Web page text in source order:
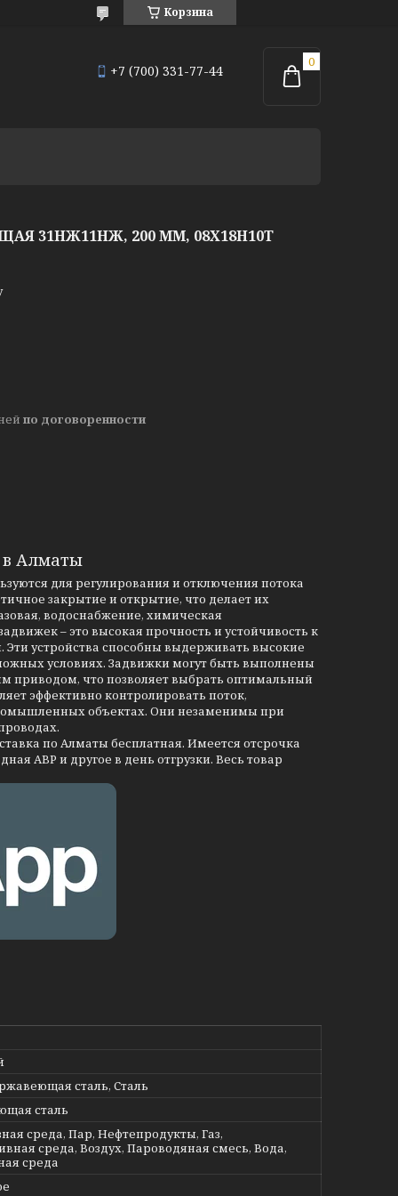
Корзина
+7 (700) 331-77-44
31НЖ11НЖ, 200 ММ, 08Х18Н10Т
по договоренности
в Алматы
для регулирования и отключения потока
закрытие и открытие, что делает их
водоснабжение, химическая
– это высокая прочность и устойчивость к
Эти устройства способны выдерживать высокие
условиях. Задвижки могут быть выполнены
приводом, что позволяет выбрать оптимальный
эффективно контролировать поток,
объектах. Они незаменимы при
по Алматы бесплатная. Имеется отсрочка
АВР и другое в день отгрузки. Весь товар
сталь, Сталь
сталь
среда, Пар, Нефтепродукты, Газ,
среда, Воздух, Пароводяная смесь, Вода,
среда